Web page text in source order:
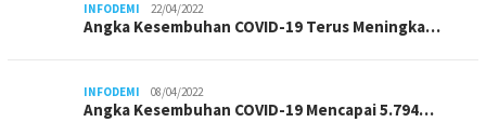
INFODEMI 22/04/2022
Angka Kesembuhan COVID-19 Terus Meningka…
INFODEMI 08/04/2022
Angka Kesembuhan COVID-19 Mencapai 5.794…